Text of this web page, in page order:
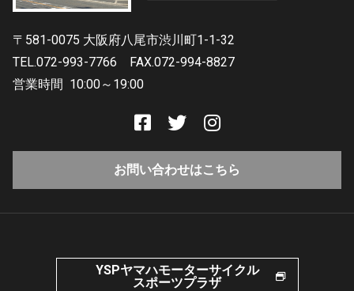
〒581-0075 大阪府八尾市渋川町1-1-32
TEL.072-993-7766
FAX.072-994-8827
営業時間 10:00～19:00
お問い合わせはこちら
YSPヤマハモーターサイクル
スポーツプラザ